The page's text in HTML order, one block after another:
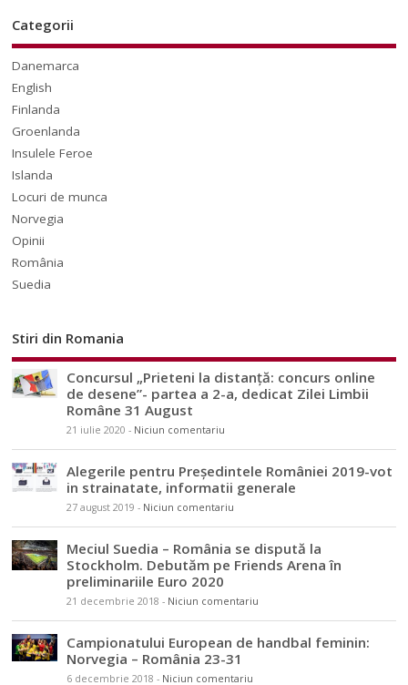
Categorii
Danemarca
English
Finlanda
Groenlanda
Insulele Feroe
Islanda
Locuri de munca
Norvegia
Opinii
România
Suedia
Stiri din Romania
Concursul „Prieteni la distanță: concurs online
de desene”- partea a 2-a, dedicat Zilei Limbii
Române 31 August
21 iulie 2020 - Niciun comentariu
Alegerile pentru Președintele României 2019-vot
in strainatate, informatii generale
27 august 2019 - Niciun comentariu
Meciul Suedia – România se dispută la
Stockholm. Debutăm pe Friends Arena în
preliminariile Euro 2020
21 decembrie 2018 - Niciun comentariu
Campionatului European de handbal feminin:
Norvegia – România 23-31
6 decembrie 2018 - Niciun comentariu